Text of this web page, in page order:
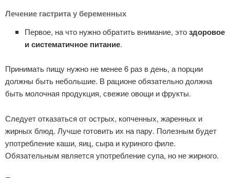
Лечение гастрита у беременных
Первое, на что нужно обратить внимание, этоздоровое
и систематичное питание.
Принимать пищу нужно не менее 6 раз в день, а порции
должны быть небольшие. В рационе обязательно должна
быть молочная продукция, свежие овощи и фрукты.
Следует отказаться от острых, копченных, жаренных и
жирных блюд. Лучше готовить их на пару. Полезным будет
употребление каши, яиц, сыра и куриного филе.
Обязательным является употребление супа, но не жирного.